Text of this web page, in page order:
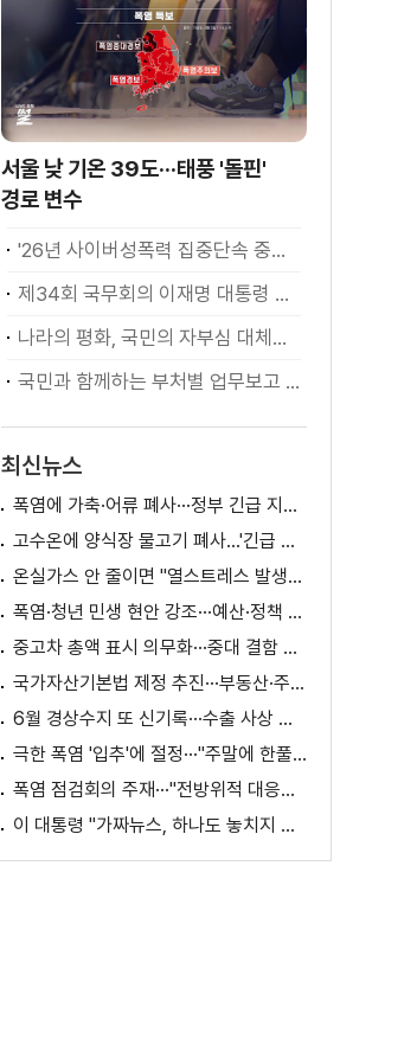
서울 낮 기온 39도···태풍 '돌핀'
경로 변수
'26년 사이버성폭력 집중단속 중간성과 발표···향후 추진계획은?
제34회 국무회의 이재명 대통령 모두발언
나라의 평화, 국민의 자부심 대체불가 대한민국 이재명 대통령 모두말씀
국민과 함께하는 부처별 업무보고 재개
최신뉴스
폭염에 가축·어류 폐사···정부 긴급 지원책 마련
고수온에 양식장 물고기 폐사...'긴급 방류' 지원
온실가스 안 줄이면 "열스트레스 발생일 29배 증가"
폭염·청년 민생 현안 강조···예산·정책 방향 제시
중고차 총액 표시 의무화···중대 결함 시 '계약 해제'
국가자산기본법 제정 추진···부동산·주식 등 통합 관리
6월 경상수지 또 신기록···수출 사상 첫 1천억 달러
극한 폭염 '입추'에 절정···"주말에 한풀 꺾인다"
폭염 점검회의 주재···"전방위적 대응체계 가동"
이 대통령 "가짜뉴스, 하나도 놓치지 말고 바로잡아야"